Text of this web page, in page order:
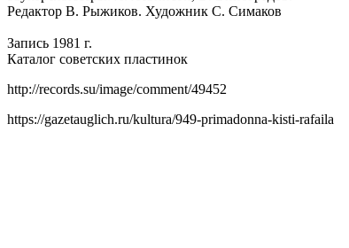
Редактор В. Рыжиков. Художник С. Симаков
Запись 1981 г.
Каталог советских пластинок
http://records.su/image/comment/49452
https://gazetauglich.ru/kultura/949-primadonna-kisti-rafaila